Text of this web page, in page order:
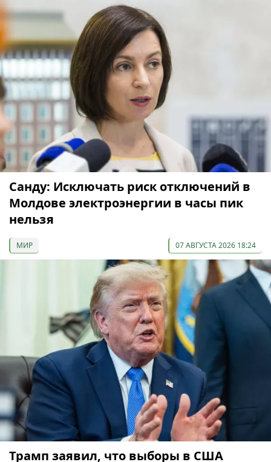
Санду: Исключать риск отключений в
Молдове электроэнергии в часы пик
нельзя
МИР 07 АВГУСТА 2026 18:24
Трамп заявил, что выборы в США